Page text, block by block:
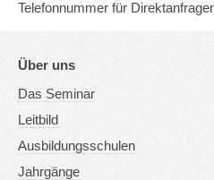
Telefonnummer für
Über uns
Das Seminar
Leitbild
Ausbildungsschulen
Jahrgänge